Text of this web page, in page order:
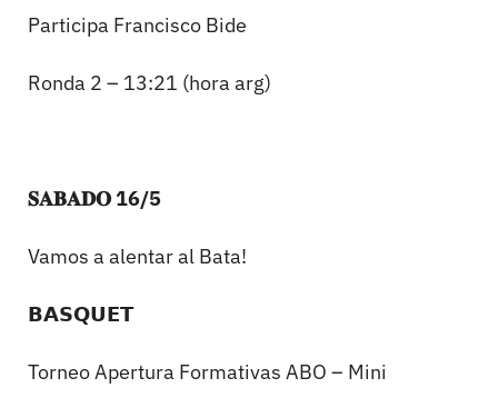
Participa Francisco Bide
Ronda 2 – 13:21 (hora arg)
𝐒𝐀𝐁𝐀𝐃𝐎 16/5
Vamos a alentar al Bata!
𝗕𝗔𝗦𝗤𝗨𝗘𝗧
Torneo Apertura Formativas ABO – Mini